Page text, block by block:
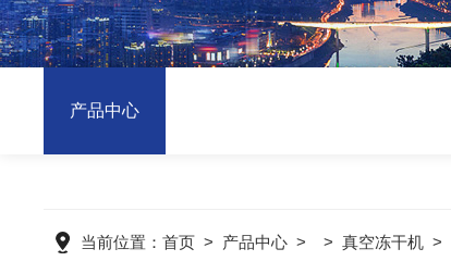
产品中心
当前位置：首页 > 产品中心 > >真空冻干机 >